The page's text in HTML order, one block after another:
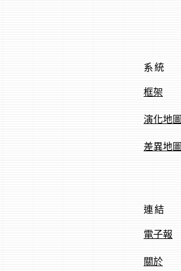
系統
框架
演化地圖
差異地圖
連結
電子報
關於